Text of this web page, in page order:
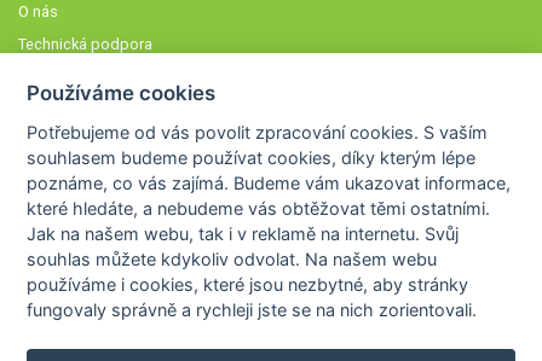
O nás
Technická podpora
Členové STOBklubu
Zásady nakládání s osobními údaji
Otestujte se
Spočítejte si
Výzva 52
Používáme cookies
Potřebujeme od vás povolit zpracování cookies. S vaším
souhlasem budeme používat cookies, díky kterým lépe
poznáme,co vás zajímá. Budeme vám ukazovat informace,
které hledáte, a nebudeme vás obtěžovat těmi ostatními.
Jak na našem webu, tak i v reklamě na internetu. Svůj
souhlas můžete kdykoliv odvolat. Na našem webu
používáme i cookies, které jsou nezbytné, aby stránky
fungovaly správně a rychleji jste se na nich zorientovali.